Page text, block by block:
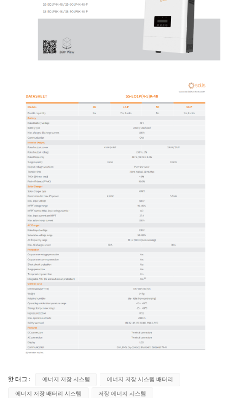
핫 태그 : 에너지 저장 시스템 에너지 저장 시스템 배터리
에너지 저장 배터리 시스템 저장 에너지 시스템